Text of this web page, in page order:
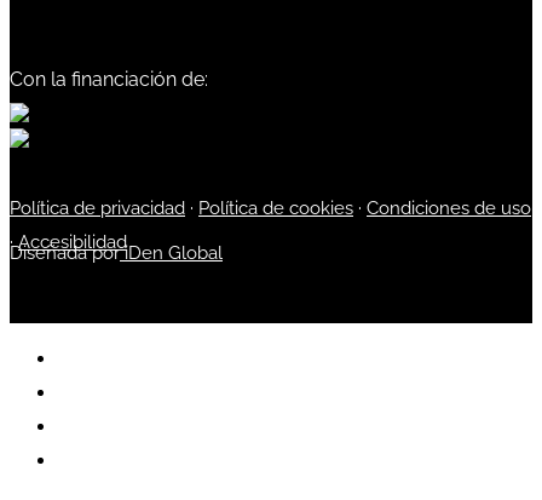
Con la financiación de:
Política de privacidad · Política de cookies · Condiciones de uso
·Accesibilidad
Diseñada poriDen Global